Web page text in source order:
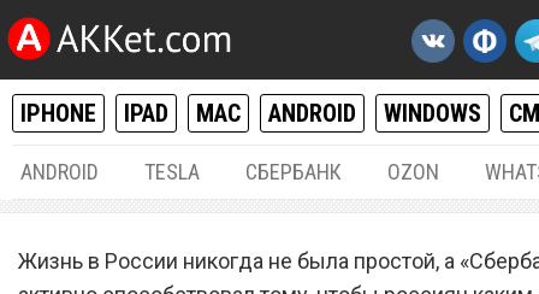
IPHONE IPAD MAC ANDROID WINDOWS
ANDROID TESLA СБЕРБАНК OZON
Жизнь в России никогда не была простой, а